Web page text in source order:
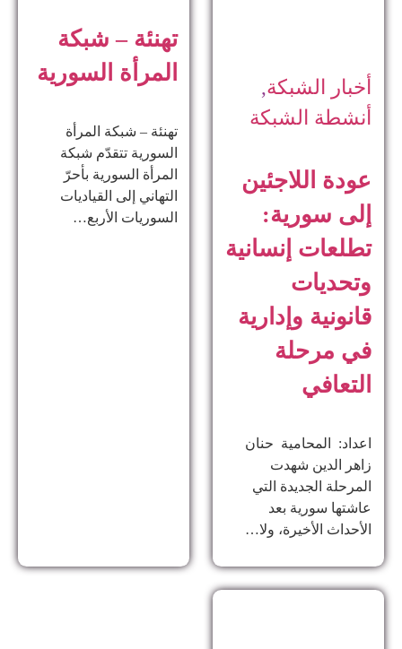
أخبار الشبكة,
أنشطة الشبكة
عودة اللاجئين
إلى سورية:
تطلعات إنسانية
وتحديات
قانونية وإدارية
في مرحلة
التعافي
اعداد: المحامية حنان
زاهر الدين ​شهدت
المرحلة الجديدة التي
عاشتها سورية بعد
الأحداث الأخيرة، ولا…
تهنئة – شبكة
المرأة السورية
تهنئة – شبكة المرأة
السورية تتقدّم شبكة
المرأة السورية بأحرّ
التهاني إلى القياديات
السوريات الأربع…